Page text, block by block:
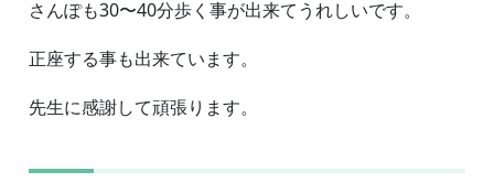
さんぽも30〜40分歩く事が出来てうれしいです。
正座する事も出来ています。
先生に感謝して頑張ります。